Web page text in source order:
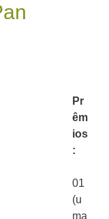
Pr
êm
ios
:
01
(u
ma